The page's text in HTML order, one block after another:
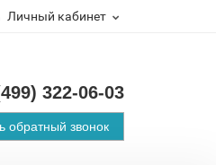
Личный кабинет
322-06-03
обратный звонок